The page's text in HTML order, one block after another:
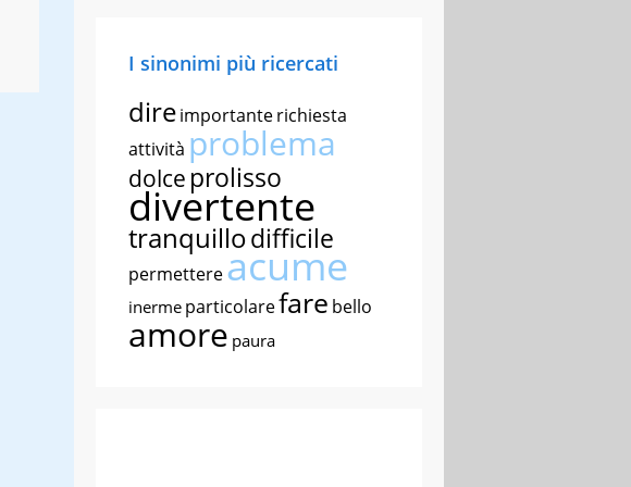
I sinonimi più ricercati
direimportanterichiesta
attività problema
dolce prolisso
divertente
tranquillodifficile
permettereacume
inerme particolarefare bello
amore paura